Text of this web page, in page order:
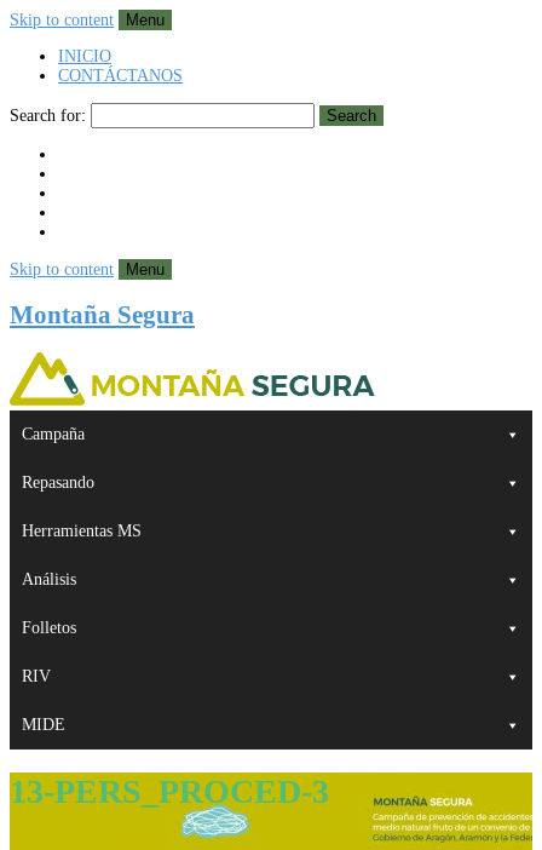
Skip to content
Menu
INICIO
CONTÁCTANOS
Search for: Search
Skip to content Menu
Montaña Segura
Campaña
Repasando
Herramientas MS
Análisis
Folletos
RIV
MIDE
13-PERS_PROCED-3